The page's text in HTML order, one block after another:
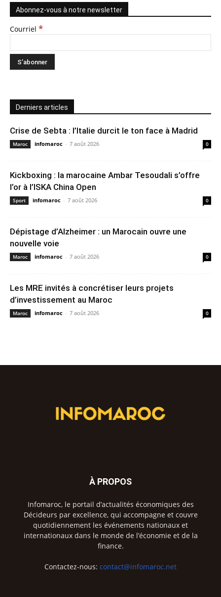
Abonnez-vous à notre newsletter
Courriel *
Derniers articles
Crise de Sebta : l’Italie durcit le ton face à Madrid
Maroc infomaroc - 7 août 2026 0
Kickboxing : la marocaine Ambar Tesoudali s’offre
l’or à l’ISKA China Open
Sport infomaroc - 7 août 2026 0
Dépistage d’Alzheimer : un Marocain ouvre une
nouvelle voie
Maroc infomaroc - 7 août 2026 0
Les MRE invités à concrétiser leurs projets
d’investissement au Maroc
Maroc infomaroc - 7 août 2026 0
À PROPOS
Infomaroc, le portail d’actualités économiques des
Décideurs par excellence, qui accompagne et couvre
quotidiennement les événements nationaux et
internationaux dans le monde de l’économie et de la
finance.
Contactez-nous: contact@infomaroc.net